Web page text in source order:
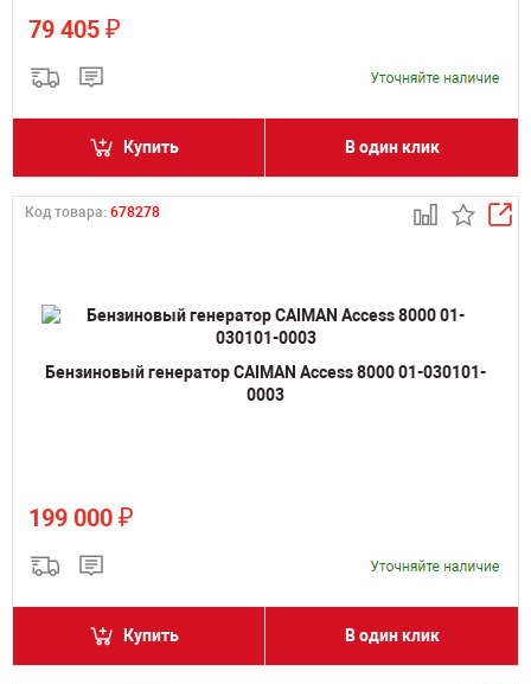
79 405 ₽
Купить В один клик
Код товара: 678278
Бензиновый генератор CAIMAN Access 8000 01-030101-
0003
199 000 ₽
Купить В один клик